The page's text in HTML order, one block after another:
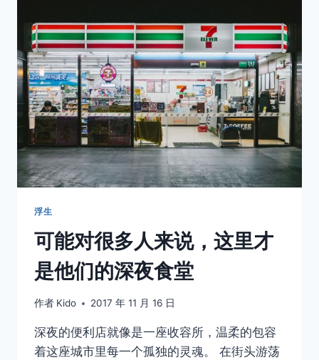
都
是
孤
独
的
浮生
可能对很多人来说，这里才
是他们的深夜食堂
作者 Kido 2017 年 11 月 16 日
深夜的便利店就像是一座收容所，温柔的包容
着这座城市里每一个孤独的灵魂。 在街头游荡